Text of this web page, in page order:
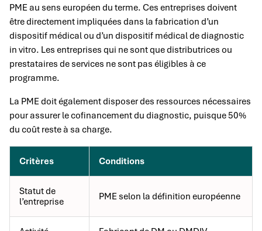
PME au sens européen du terme. Ces entreprises doivent
être directement impliquées dans la fabrication d’un
dispositif médical ou d’un dispositif médical de diagnostic
in vitro. Les entreprises qui ne sont que distributrices ou
prestataires de services ne sont pas éligibles à ce
programme.
La PME doit également disposer des ressources nécessaires
pour assurer le cofinancement du diagnostic, puisque 50%
du coût reste à sa charge.
Critères Conditions
Statut de
l’entreprise
PME selon la définition européenne